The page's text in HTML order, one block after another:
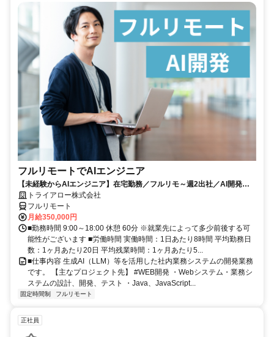
フルリモートでAIエンジニア
【未経験からAIエンジニア】在宅勤務／フルリモ～週2出社／AI開発を
仕事にする
トライアロー株式会社
フルリモート
月給350,000円
■勤務時間 9:00～18:00 休憩 60分 ※就業先によって多少前後する可
能性がございます ■労働時間 実働時間：1日あたり8時間 平均勤務日
数：1ヶ月あたり20日 平均残業時間：1ヶ月あたり5...
■仕事内容 生成AI（LLM）等を活用した社内業務システムの開発業務
です。 【主なプロジェクト先】 #WEB開発 ・Webシステム・業務シ
ステムの設計、開発、テスト ・Java、JavaScript...
固定時間制 フルリモート
正社員